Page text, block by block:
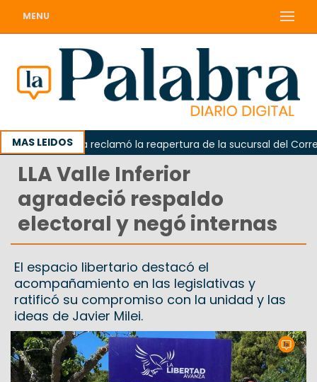
MENU
MAS LEIDOS
Odarda reclamó la reapertura de la sucursal del Correo
LLA Valle Inferior
agradeció respaldo
electoral y negó internas
El espacio libertario destacó el
acompañamiento en las legislativas y
ratificó su compromiso con la unidad y las
ideas de Javier Milei.